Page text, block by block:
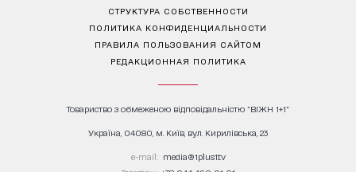
СТРУКТУРА СОБСТВЕННОСТИ
ПОЛИТИКА КОНФИДЕНЦИАЛЬНОСТИ
ПРАВИЛА ПОЛЬЗОВАНИЯ САЙТОМ
РЕДАКЦИОННАЯ ПОЛИТИКА
Товариство з обмеженою відповідальністю "ВІЖН 1+1"
Україна, 04080, м. Київ, вул. Кирилівська, 23
е-mail: media@1plus1.tv